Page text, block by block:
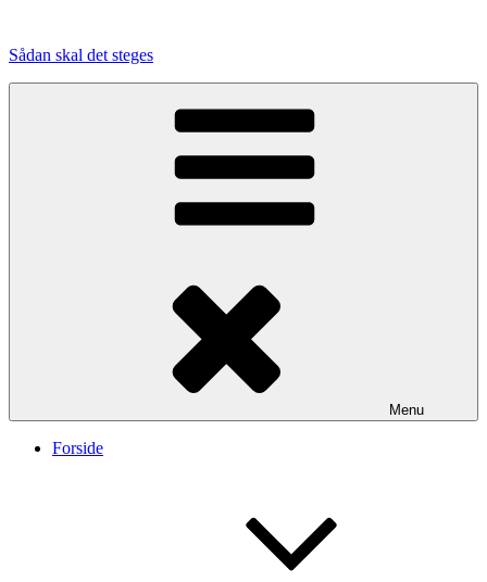
indhold
Sådan skal det steges
Menu
Forside